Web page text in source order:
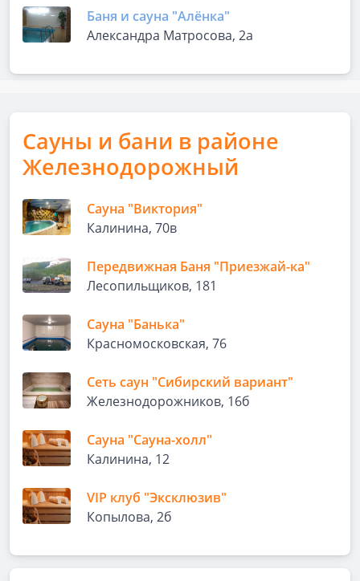
Баня и сауна "Алёнка"
Александра Матросова, 2а
Сауны и бани в районе
Железнодорожный
Сауна "Виктория"
Калинина, 70в
Передвижная Баня "Приезжай-ка"
Лесопильщиков, 181
Сауна "Банька"
Красномосковская, 76
Сеть саун "Сибирский вариант"
Железнодорожников, 16б
Сауна "Сауна-холл"
Калинина, 12
VIP клуб "Эксклюзив"
Копылова, 2б